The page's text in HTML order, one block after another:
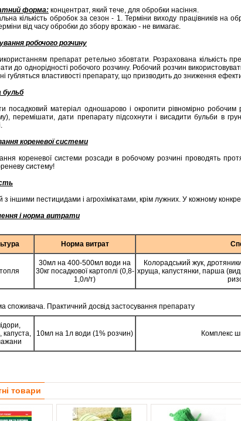
форма: концентрат, який тече, для обробки насіння.
кількість обробок за сезон - 1. Терміни виходу працівників на
від часу обробки до збору врожаю - не вимагає.
робочого розчину
препарат ретельно збовтати. Розрахована кількість
до однорідності робочого розчину. Робочий розчин
губляться властивості препарату, що призводить до зниження
бульб
посадковий матеріал одношарово і окропити рівномірно
перемішати, дати препарату підсохнути і висадити бульби в
кореневої системи
кореневої системи розсади в робочому розчині проводять
систему!
з іншими пестицидами і агрохімікатами, крім лужних. У кожному
і норма витрати
Норма витрат
30мл на 400-500мл води на
30кг посадкової картоплі (0,8-
1,0л/т)
Колорадський жук,
хруща, капустянки, парша
споживача. Практичний досвід застосування препарату
капуста,
10мл на 1л води (1% розчин) Комплекс
товари